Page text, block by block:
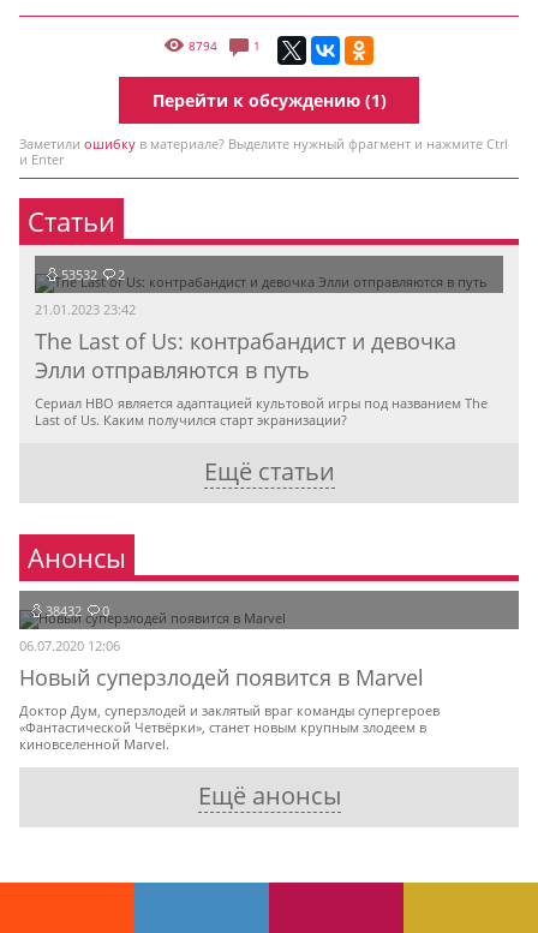
8794 1
Перейти к обсуждению (1)
Заметили ошибку в материале? Выделите нужный фрагмент и нажмите Ctrl
и Enter
Статьи
53532 2
21.01.2023 23:42
The Last of Us: контрабандист и девочка
Элли отправляются в путь
Сериал HBO является адаптацией культовой игры под названием The
Last of Us. Каким получился старт экранизации?
Ещё статьи
Анонсы
38432 0
06.07.2020 12:06
Новый суперзлодей появится в Marvel
Доктор Дум, суперзлодей и заклятый враг команды супергероев
«Фантастической Четвёрки», станет новым крупным злодеем в
киновселенной Marvel.
Ещё анонсы